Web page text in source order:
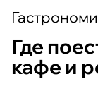
Где
кафе и